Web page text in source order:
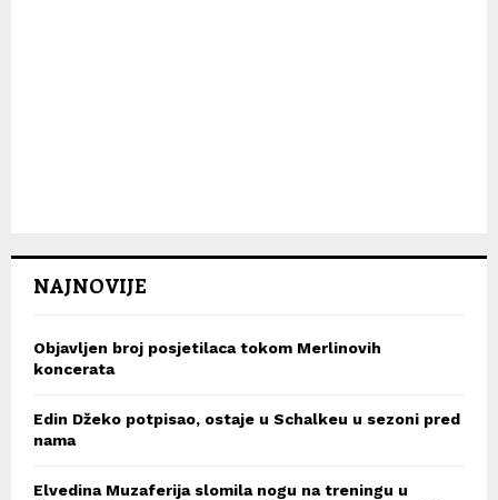
NAJNOVIJE
Objavljen broj posjetilaca tokom Merlinovih
koncerata
Edin Džeko potpisao, ostaje u Schalkeu u sezoni pred
nama
Elvedina Muzaferija slomila nogu na treningu u